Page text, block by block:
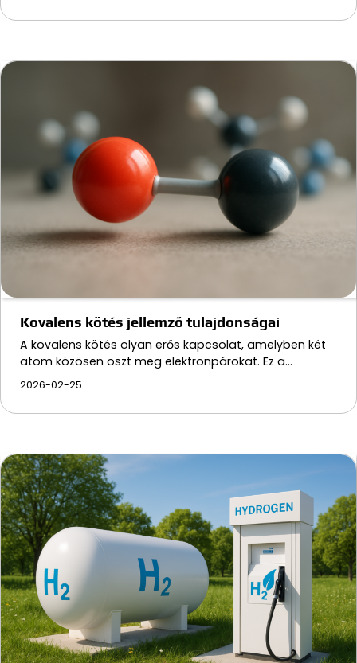
Kovalens kötés jellemző tulajdonságai
A kovalens kötés olyan erős kapcsolat, amelyben két
atom közösen oszt meg elektronpárokat. Ez a…
2026-02-25